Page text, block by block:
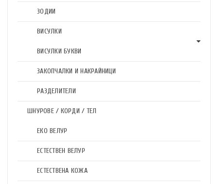
ЗОДИИ
ВИСУЛКИ
ВИСУЛКИ БУКВИ
ЗАКОПЧАЛКИ И НАКРАЙНИЦИ
РАЗДЕЛИТЕЛИ
ШНУРОВЕ / КОРДИ / ТЕЛ
ЕКО ВЕЛУР
ЕСТЕСТВЕН ВЕЛУР
ЕСТЕСТВЕНА КОЖА